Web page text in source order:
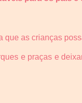
que as crianças
e praças e